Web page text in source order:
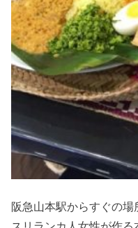
阪急山本駅からすぐの場